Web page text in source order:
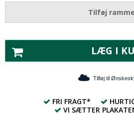
Tilføj ramme
LÆG I
Tilføj til
FRI FRAGT*
VI SÆTTER